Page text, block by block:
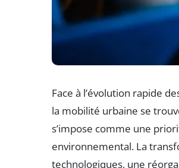
Face à l’évolution rapide
la mobilité urbaine se
s’impose comme une
environnemental. La
technologiques, une